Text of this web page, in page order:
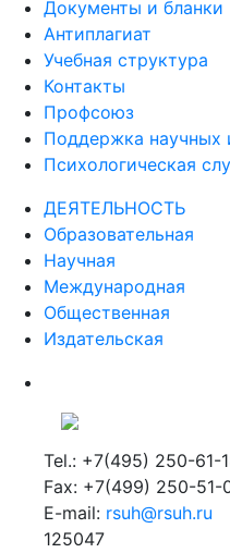
Документы и бланки
Антиплагиат
Учебная структура
Контакты
Профсоюз
Поддержка научных
Психологическая
ДЕЯТЕЛЬНОСТЬ
Образовательная
Научная
Международная
Общественная
Издательская
Tel.: +7(495) 250-61-
Fax: +7(499) 250-51-
E-mail: rsuh@rsuh.ru
125047